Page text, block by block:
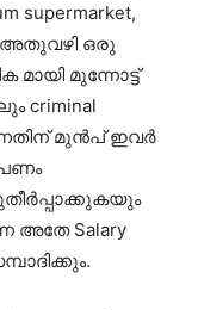
supermarket,
അതുവഴി ഒരു
മായി മുന്നോട്ട്
criminal
മുൻപ് ഇവർ
പണം
അതേ Salary